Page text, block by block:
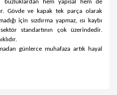
buzluklardan hem yapısal hem de
Gövde ve kapak tek parça olarak
için sızdırma yapmaz, ısı kaybı
standartının çok üzerindedir.
günlerce muhafaza artık hayal